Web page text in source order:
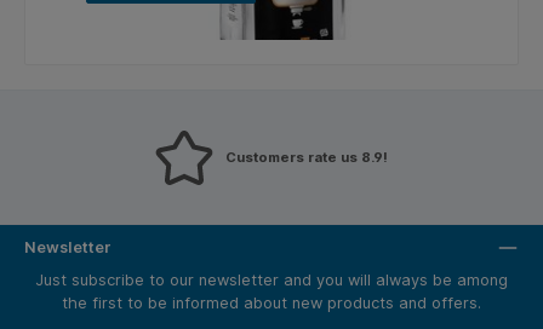
Customers rate us 8.9!
Newsletter
Just subscribe to our newsletter and you will always be among
the first to be informed about new products and offers.